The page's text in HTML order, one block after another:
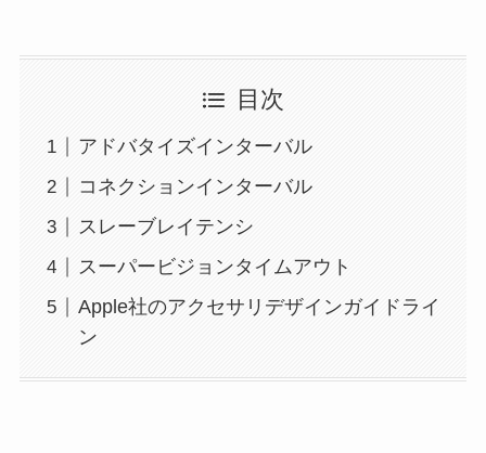
目次
アドバタイズインターバル
コネクションインターバル
スレーブレイテンシ
スーパービジョンタイムアウト
Apple社のアクセサリデザインガイドライ
ン